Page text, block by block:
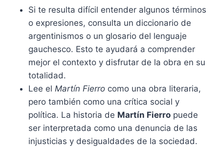
Si te resulta difícil entender algunos términos
o expresiones, consulta un diccionario de
argentinismos o un glosario del lenguaje
gauchesco. Esto te ayudará a comprender
mejor el contexto y disfrutar de la obra en su
totalidad.
Lee el Martín Fierro como una obra literaria,
pero también como una crítica social y
política. La historia de Martín Fierro puede
ser interpretada como una denuncia de las
injusticias y desigualdades de la sociedad.